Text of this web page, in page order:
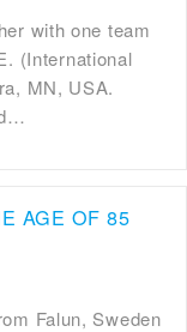
with one team
(International
MN, USA.
AGE OF 85
Falun, Sweden